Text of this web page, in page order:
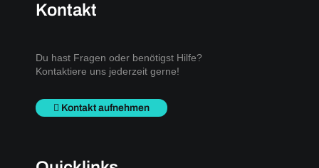
Kontakt
Du hast Fragen oder benötigst Hilfe?
Kontaktiere uns jederzeit gerne!
Kontakt aufnehmen